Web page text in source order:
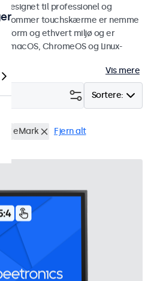
designet til professionel og
tommer touchskærme er nemme
og ethvert miljø og er
macOS, ChromeOS og Linux-
Vis mere
Sortere:
eMark Fjern alt